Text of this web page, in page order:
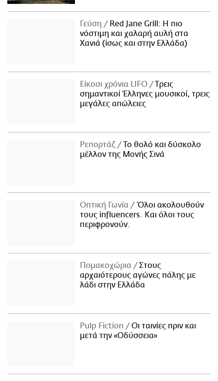
Γεύση
Red Jane Grill: Η πιο
νόστιμη και χαλαρή αυλή στα
Χανιά (ίσως και στην Ελλάδα)
Είκοσι χρόνια LIFO
Tρεις
σημαντικοί Έλληνες μουσικοί, τρεις
μεγάλες απώλειες
Ρεπορτάζ
Το θολό και δύσκολο
μέλλον της Μονής Σινά
Οπτική Γωνία
Όλοι ακολουθούν
τους influencers. Και όλοι τους
περιφρονούν.
Πομακοχώρια
Στους
αρχαιότερους αγώνες πάλης με
λάδι στην Ελλάδα
Pulp Fiction
Οι ταινίες πριν και
μετά την «Οδύσσεια»